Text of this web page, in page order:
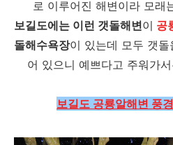
로 이루어진 해변이라 모래
보길도에는 이런 갯돌해변이 공
돌해수욕장이 있는데 모두 갯
어 있으니 예쁘다고 주워가
보길도 공룡알해변 풍